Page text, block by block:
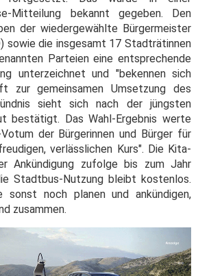
Mitteilung bekannt gegeben. Den
der wiedergewählte Bürgermeister
sowie die insgesamt 17 Stadträtinnen
Parteien eine entsprechende
unterzeichnet und "bekennen sich
zur gemeinsamen Umsetzung des
sieht sich nach der jüngsten
bestätigt. Das Wahl-Ergebnis werte
der Bürgerinnen und Bürger für
verlässlichen Kurs". Die Kita-
Ankündigung zufolge bis zum Jahr
Stadtbus-Nutzung bleibt kostenlos.
sonst noch planen und ankündigen,
zusammen.